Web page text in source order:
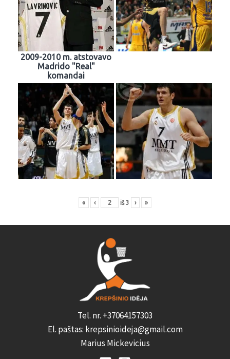
2009-2010 m. atstovavo
Madrido "Real"
komandai
« ‹ iš3 › »
Tel. nr. +37064157303
El. paštas: krepsinioideja@gmail.com
Marius Mickevicius